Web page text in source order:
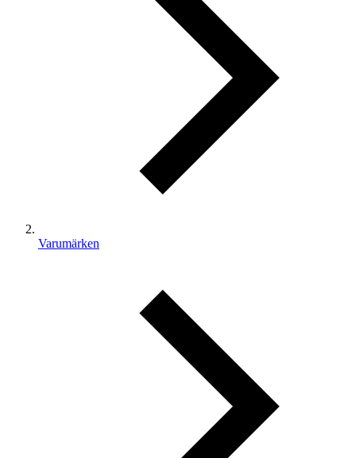
Varumärken